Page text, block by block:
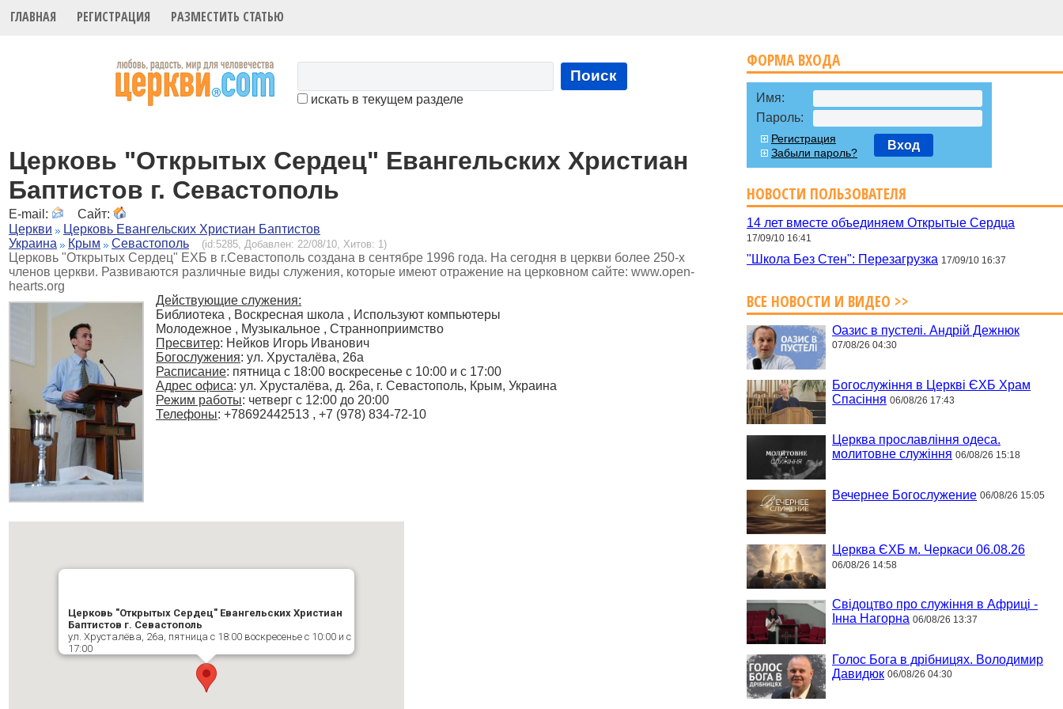
ГЛАВНАЯ РЕГИСТРАЦИЯ РАЗМЕСТИТЬ СТАТЬЮ
Поиск
искать в текущем разделе
Церковь "Открытых Сердец" Евангельских Христиан
Баптистов г. Севастополь
E-mail:
Сайт:
Церкви
Церковь Евангельских Христиан Баптистов
Украина
Крым Севастополь (id:5285, Добавлен: 22/08/10, Хитов: 1)
Церковь "Открытых Сердец" ЕХБ в г.Севастополь создана в сентябре 1996 года. На сегодня в церкви более 250-х
членов церкви. Развиваются различные виды служения, которые имеют отражение на церковном сайте: www.open-
hearts.org
Действующие служения:
Библиотека , Воскресная школа , Используют компьютеры
Молодежное , Музыкальное , Странноприимство
Пресвитер: Нейков Игорь Иванович
Богослужения: ул. Хрусталёва, 26а
Расписание: пятница с 18:00 воскресенье с 10:00 и с 17:00
Адрес офиса: ул. Хрусталёва, д. 26а, г. Севастополь, Крым, Украина
Режим работы: четверг с 12:00 до 20:00
Телефоны: +78692442513 , +7 (978) 834-72-10
Церковь "Открытых Сердец" Евангельских Христиан
Баптистов г. Севастополь
ул. Хрусталёва, 26а, пятница с 18:00 воскресенье с 10:00 и с
17:00
ФОРМА ВХОДА
Имя:
Пароль:
Регистрация
Забыли пароль?
Вход
НОВОСТИ ПОЛЬЗОВАТЕЛЯ
14 лет вместе объединяем Открытые Cердца
17/09/10 16:41
"Школа Без Стен": Перезагрузка 17/09/10 16:37
ВСЕ НОВОСТИ И ВИДЕО >>
Оазис в пустелі. Андрій Дежнюк
07/08/26 04:30
Богослужіння в Церкві ЄХБ Храм
Спасіння 06/08/26 17:43
Церква прославління одеса.
молитовне служіння 06/08/26 15:18
Вечернее Богослужение 06/08/26 15:05
Церква ЄХБ м. Черкаси 06.08.26
06/08/26 14:58
Свідоцтво про служіння в Африці -
Інна Нагорна 06/08/26 13:37
Голос Бога в дрібницях. Володимир
Давидюк 06/08/26 04:30